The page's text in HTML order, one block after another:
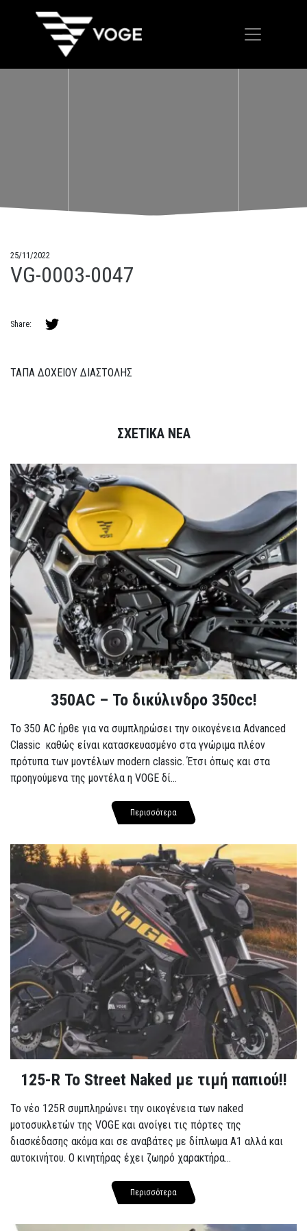
25/11/2022
VG-0003-0047
Share:
ΤΑΠΑ ΔΟΧΕΙΟΥ ΔΙΑΣΤΟΛΗΣ
ΣΧΕΤΙΚΑ ΝΕΑ
350AC – Το δικύλινδρο 350cc!
To 350 AC ήρθε για να συμπληρώσει την οικογένεια Advanced
Classic καθώς είναι κατασκευασμένο στα γνώριμα πλέον
πρότυπα των μοντέλων modern classic. Έτσι όπως και στα
προηγούμενα της μοντέλα η VOGE δί...
Περισσότερα
125-R Το Street Naked με τιμή παπιού!!
Το νέο 125R συμπληρώνει την οικογένεια των naked
μοτοσυκλετών της VOGE και ανοίγει τις πόρτες της
διασκέδασης ακόμα και σε αναβάτες με δίπλωμα A1 αλλά και
αυτοκινήτου. Ο κινητήρας έχει ζωηρό χαρακτήρα...
Περισσότερα